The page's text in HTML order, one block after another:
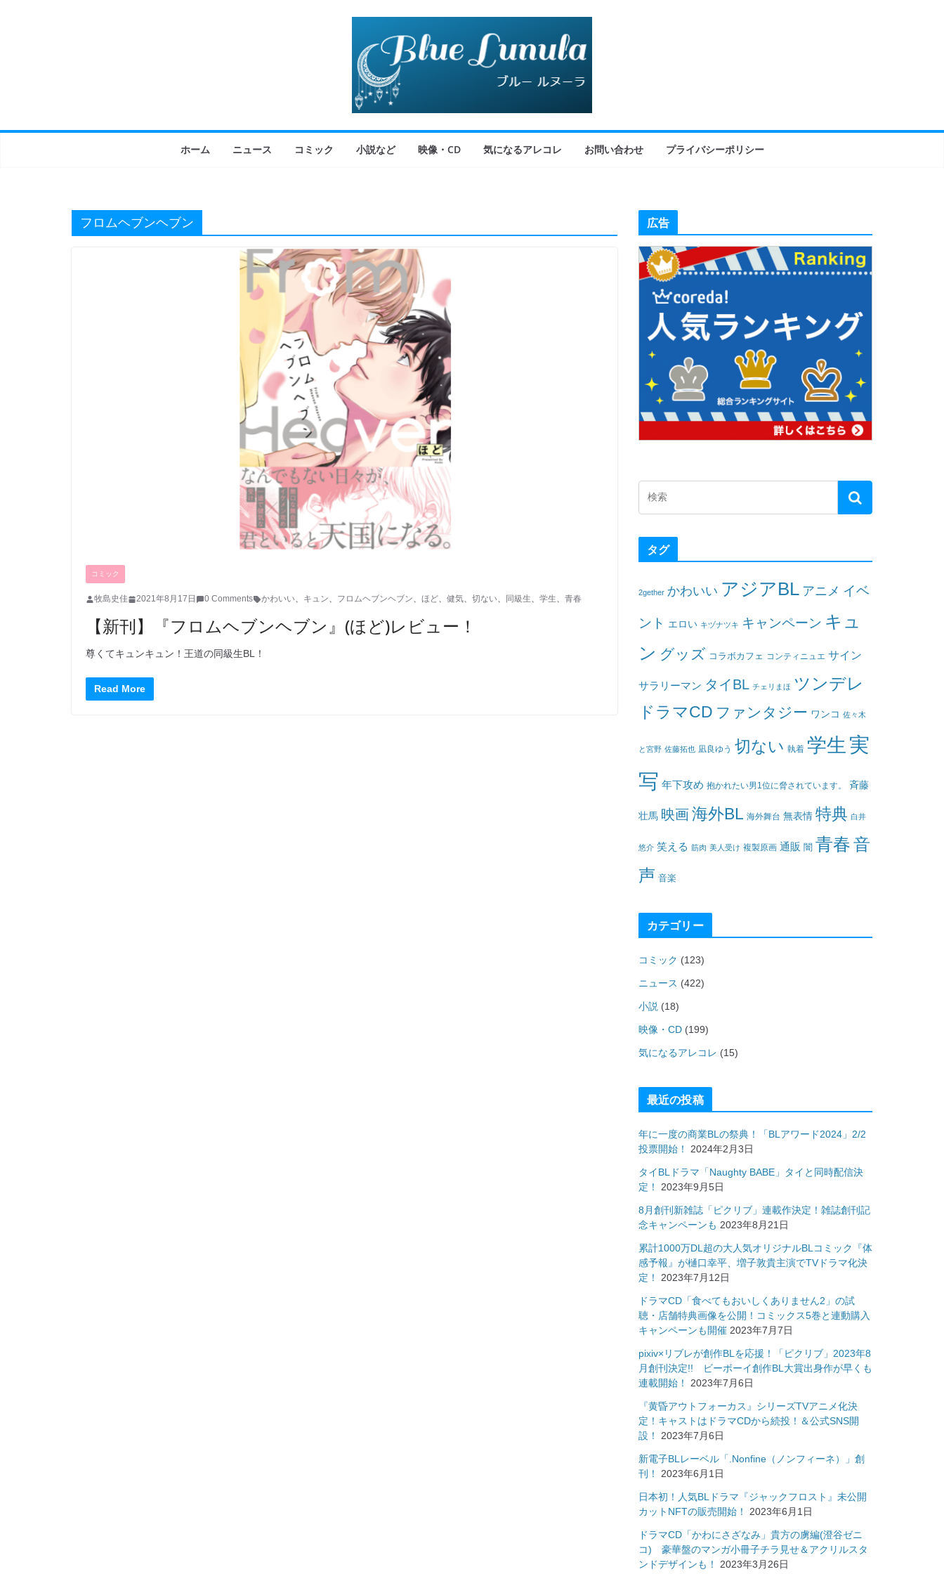
ホーム ニュース コミック 小説など 映像・CD 気になるアレコレ お問い合わせ プライバシーポリシー
フロムヘブンヘブン
コミック
牧島史佳 2021年8月17日 0 Comments かわいい、 キュン、 フロムヘブンヘブン、 ほど、 健気、 切ない、 同級生、 学生、 青春
【新刊】『フロムヘブンヘブン』(ほど)レビュー！
尊くてキュンキュン！王道の同級生BL！
Read More
広告
タグ
2gether かわいい アジアBL アニメ イベ
ント エロい キヅナツキ キャンペーン キュ
ン グッズ コラボカフェ コンティニュエ サイン
サラリーマン タイBL チェリまほ ツンデレ
ドラマCD ファンタジー ワンコ 佐々木
と宮野 佐藤拓也 凪良ゆう 切ない 執着 学生 実
写 年下攻め 抱かれたい男1位に脅されています。 斉藤
壮馬 映画海外BL 海外舞台 無表情 特典 白井
悠介 笑える 筋肉 美人受け 複製原画 通販 闇 青春音
声 音楽
カテゴリー
コミック (123)
ニュース (422)
小説 (18)
映像・CD (199)
気になるアレコレ (15)
最近の投稿
年に一度の商業BLの祭典！「BLアワード2024」2/2
投票開始！
2024年2月3日
タイBLドラマ「Naughty BABE」タイと同時配信決
定！
2023年9月5日
8月創刊新雑誌「ピクリブ」連載作決定！雑誌創刊記
念キャンペーンも 2023年8月21日
累計1000万DL超の大人気オリジナルBLコミック『体
感予報』が樋口幸平、増子敦貴主演でTVドラマ化決
定！
2023年7月12日
ドラマCD「食べてもおいしくありません2」の試
聴・店舗特典画像を公開！コミックス5巻と連動購入
キャンペーンも開催 2023年7月7日
pixiv×リブレが創作BLを応援！「ピクリブ」2023年8
月創刊決定!! ビーボーイ創作BL大賞出身作が早くも
連載開始！
2023年7月6日
『黄昏アウトフォーカス』シリーズTVアニメ化決
定！キャストはドラマCDから続投！＆公式SNS開
設！
2023年7月6日
新電子BLレーベル「.Nonfine（ノンフィーネ）」創
刊！
2023年6月1日
日本初！人気BLドラマ『ジャックフロスト』未公開
カットNFTの販売開始！
2023年6月1日
ドラマCD「かわにさざなみ」貴方の虜編(澄谷ゼニ
コ) 豪華盤のマンガ小冊子チラ見せ＆アクリルスタ
ンドデザインも！
2023年3月26日